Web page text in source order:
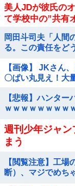
美人JDが彼氏の
て学校中の”共有
岡田斗司夫「人間
る。この責任をど
【画像】 JKさん
〇ぱい丸見え！大
【悲報】ハンター
ｗｗｗｗｗｗｗｗ
週刊少年ジャ
まう
【閲覧注意】工場
断）、マジでめち